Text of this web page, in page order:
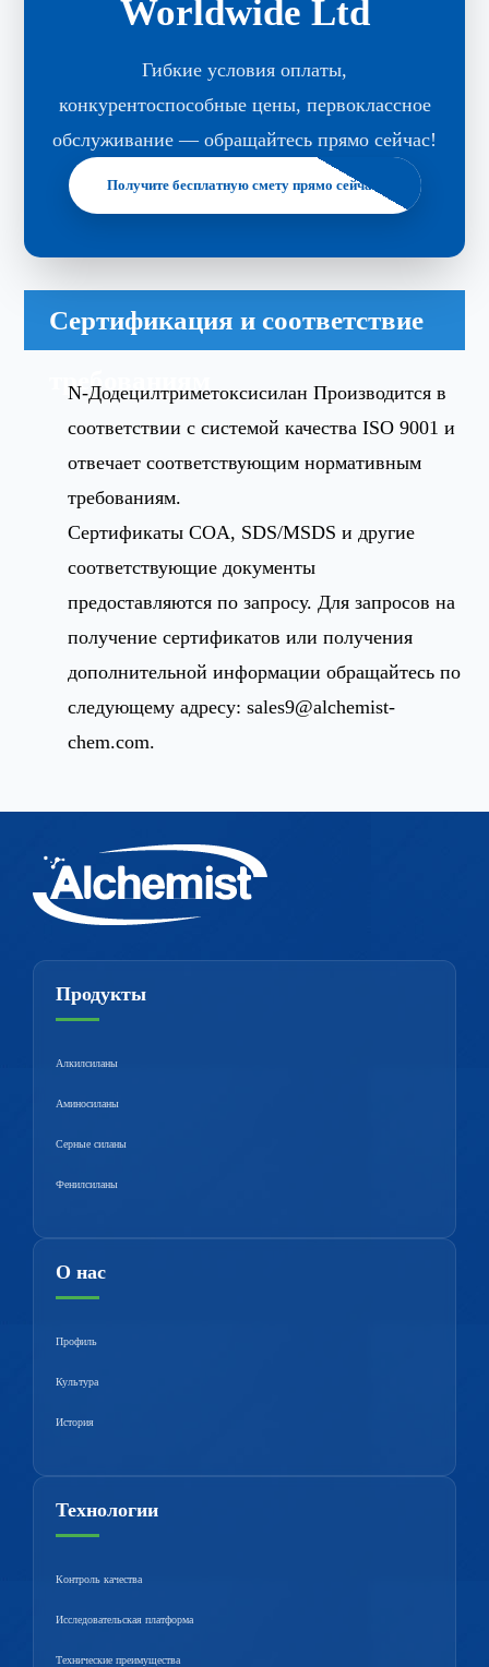
Worldwide Ltd
Гибкие условия оплаты,
конкурентоспособные цены, первоклассное
обслуживание — обращайтесь прямо сейчас!
Получите бесплатную смету прямо сейчас!
Сертификация и соответствие
требованиям
N-Додецилтриметоксисилан Производится в
соответствии с системой качества ISO 9001 и
отвечает соответствующим нормативным
требованиям.
Сертификаты COA, SDS/MSDS и другие
соответствующие документы
предоставляются по запросу. Для запросов на
получение сертификатов или получения
дополнительной информации обращайтесь по
следующему адресу:sales9@alchemist-
chem.com.
Продукты
Алкилсиланы
Аминосиланы
Серные силаны
Фенилсиланы
О нас
Профиль
Культура
История
Технологии
Контроль качества
Исследовательская платформа
Технические преимущества